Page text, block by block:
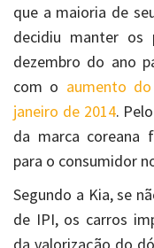
que a maioria de
decidiu manter os
dezembro do ano
com o aumento
janeiro de 2014.
da marca coreana
para o consumidor
Segundo a Kia, se
de IPI, os carros
da valorização do